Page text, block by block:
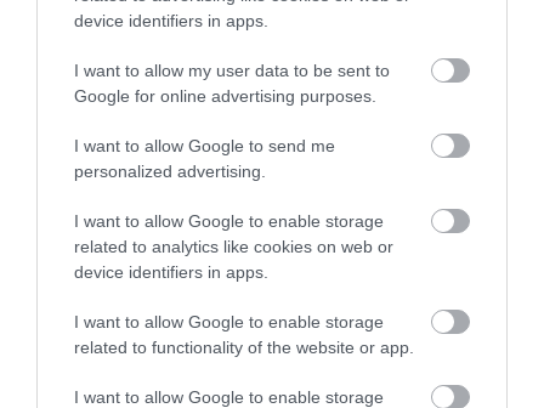
device identifiers in apps.
I want to allow my user data to be sent to
Google for online advertising purposes.
I want to allow Google to send me
personalized advertising.
I want to allow Google to enable storage
related to analytics like cookies on web or
device identifiers in apps.
I want to allow Google to enable storage
related to functionality of the website or app.
I want to allow Google to enable storage
aproximativ Mach 2, iar recordul atins a fost de circa
trece mult timp până când va ajunge în aer
și și mai mult până când va transporta
pasageri.